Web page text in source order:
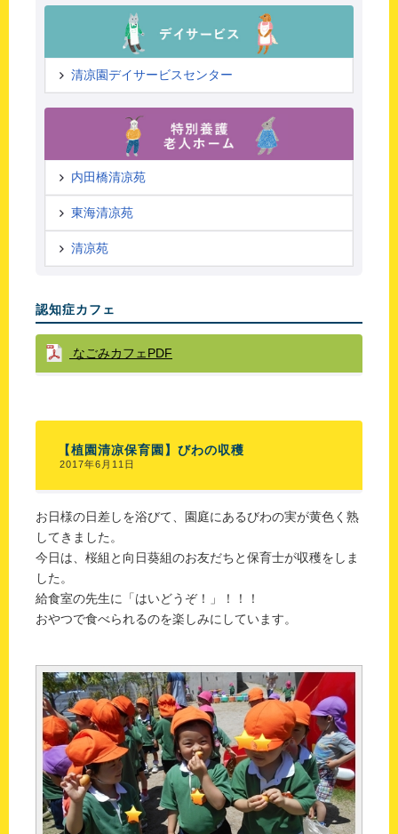
清凉園デイサービスセンター
内田橋清凉苑
東海清凉苑
清凉苑
認知症カフェ
なごみカフェPDF
【植園清凉保育園】びわの収穫
2017年6月11日
お日様の日差しを浴びて、園庭にあるびわの実が黄色く熟
してきました。
今日は、桜組と向日葵組のお友だちと保育士が収穫をしま
した。
給食室の先生に「はいどうぞ！」！！！
おやつで食べられるのを楽しみにしています。